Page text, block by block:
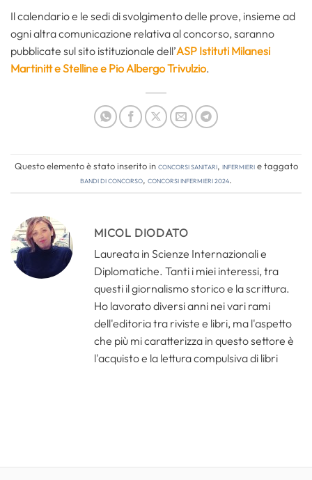
Il calendario e le sedi di svolgimento delle prove, insieme ad
ogni altra comunicazione relativa al concorso, saranno
pubblicate sul sito istituzionale dell’ASP Istituti Milanesi
Martinitt e Stelline e Pio Albergo Trivulzio.
Questo elemento è stato inserito inConcorsi Sanitari, Infermierie taggato
bandi di concorso, concorsi infermieri 2024.
MICOL DIODATO
Laureata in Scienze Internazionali e
Diplomatiche. Tanti i miei interessi, tra
questi il giornalismo storico e la scrittura.
Ho lavorato diversi anni nei vari rami
dell'editoria tra riviste e libri, ma l'aspetto
che più mi caratterizza in questo settore è
l'acquisto e la lettura compulsiva di libri